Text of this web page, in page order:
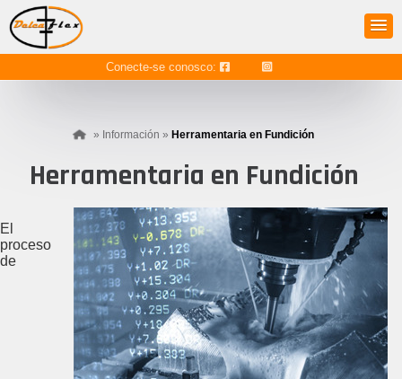
Conecte-se conosco:
» Información » Herramentaria en Fundición
Herramentaria en Fundición
El
proceso
de